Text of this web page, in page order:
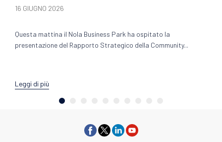
16 GIUGNO 2026
Questa mattina il Nola Business Park ha ospitato la
presentazione del Rapporto Strategico della Community...
Leggi di più